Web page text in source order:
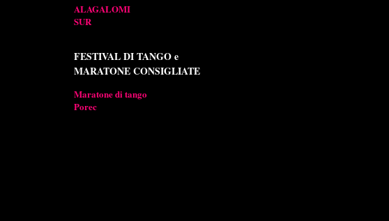
ALAGALOMI
SUR
FESTIVAL DI TANGO e
MARATONE CONSIGLIATE
Maratone di tango
Porec